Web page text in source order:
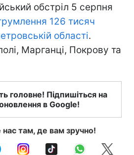
обстріл 5 серпня
126 тисяч
області.
Марганці, Покрову та
головне! Підпишіться на
в Google!
там, де вам зручно!